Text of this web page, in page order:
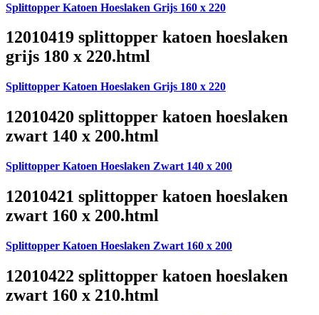
Splittopper Katoen Hoeslaken Grijs 160 x 220
12010419 splittopper katoen hoeslaken
grijs 180 x 220.html
Splittopper Katoen Hoeslaken Grijs 180 x 220
12010420 splittopper katoen hoeslaken
zwart 140 x 200.html
Splittopper Katoen Hoeslaken Zwart 140 x 200
12010421 splittopper katoen hoeslaken
zwart 160 x 200.html
Splittopper Katoen Hoeslaken Zwart 160 x 200
12010422 splittopper katoen hoeslaken
zwart 160 x 210.html